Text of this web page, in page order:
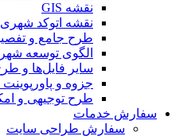
نقشه GIS
نقشه اتوکد شهری
طرح جامع و تفصیلی
الگوی توسعه شهر و
سایر فایل‌ها و
جزوه و پاورپوینت
طرح توجیهی و امکان
سفارش خدمات
سفارش طراحی سایت